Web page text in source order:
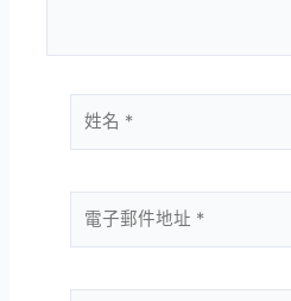
名
子
件